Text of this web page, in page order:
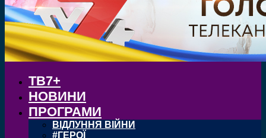
ТВ7+
НОВИНИ
ПРОГРАМИ
ВІДЛУННЯ ВІЙНИ
#ГЕРОЇ